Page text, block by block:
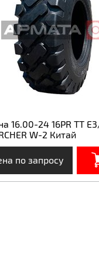
16.00-24 16PR TT
W-2 Китай
по запросу